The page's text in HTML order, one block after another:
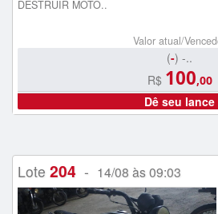
DESTRUIR MOTO..
Valor atual/
(-) -..
R$ 100,00
Dê seu lance
Lote 204 - 14/08 às 09:03